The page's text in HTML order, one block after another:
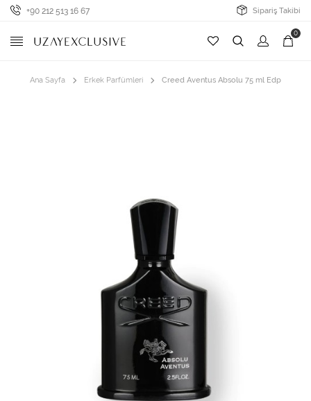
+90 212 513 16 67 Sipariş Takibi
0
Ana Sayfa Erkek Parfümleri Creed Aventus Absolu 75 ml Edp